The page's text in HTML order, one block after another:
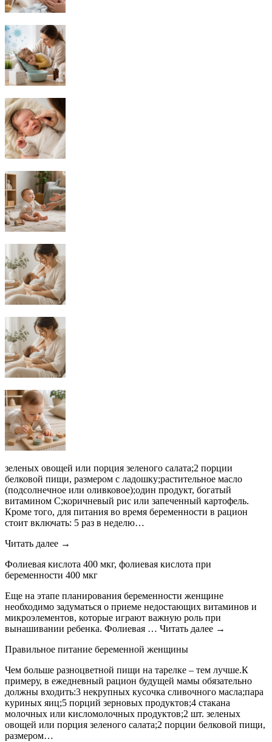
зеленых овощей или порция зеленого салата;2 порции
белковой пищи, размером с ладошку;растительное масло
(подсолнечное или оливковое);один продукт, богатый
витамином С;коричневый рис или запеченный картофель.
Кроме того, для питания во время беременности в рацион
стоит включать: 5 раз в неделю…
Читать далее →
Фолиевая кислота 400 мкг, фолиевая кислота при
беременности 400 мкг
Еще на этапе планирования беременности женщине
необходимо задуматься о приеме недостающих витаминов и
микроэлементов, которые играют важную роль при
вынашивании ребенка. Фолиевая … Читать далее →
Правильное питание беременной женщины
Чем больше разноцветной пищи на тарелке – тем лучше.К
примеру, в ежедневный рацион будущей мамы обязательно
должны входить:3 некрупных кусочка сливочного масла;пара
куриных яиц;5 порций зерновых продуктов;4 стакана
молочных или кисломолочных продуктов;2 шт. зеленых
овощей или порция зеленого салата;2 порции белковой пищи,
размером…